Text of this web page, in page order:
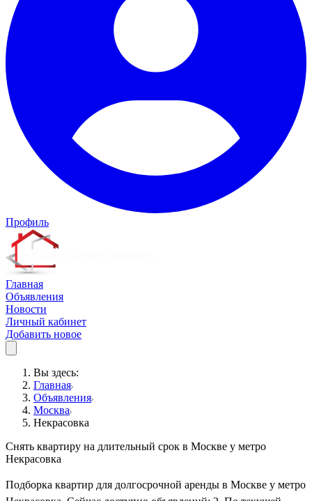
Профиль
Главная
Объявления
Новости
Личный кабинет
Добавить новое
Вы здесь:
Главная
Объявления
Москва
Некрасовка
Снять квартиру на длительный срок в Москве у метро
Некрасовка
Подборка квартир для долгосрочной аренды в Москве у метро